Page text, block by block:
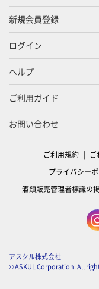
新規会員登録
ログイン
ヘルプ
ご利用ガイド
お問い合わせ
ご利用規約
プライバシー
酒類販売管理者標識の
アスクル株式会社
© ASKUL Corporation. All